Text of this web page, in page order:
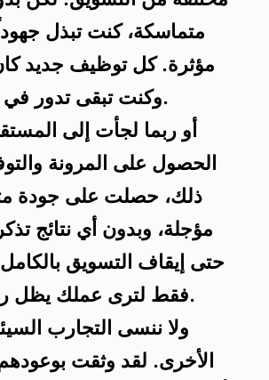
متماسكة، كنت تبذل
مؤثرة. كل توظيف جديد
وكنت تبقى تدور في الدائرة نفسها.
أو ربما لجأت إلى
الحصول على المرونة
ذلك، حصلت على جودة
مؤجلة، وبدون أي نتائج
حتى إيقاف التسويق بالكامل
فقط لترى عملك يظل راكداً أو يتدهور.
ولا ننسى التجارب
الأخرى. لقد وثقت